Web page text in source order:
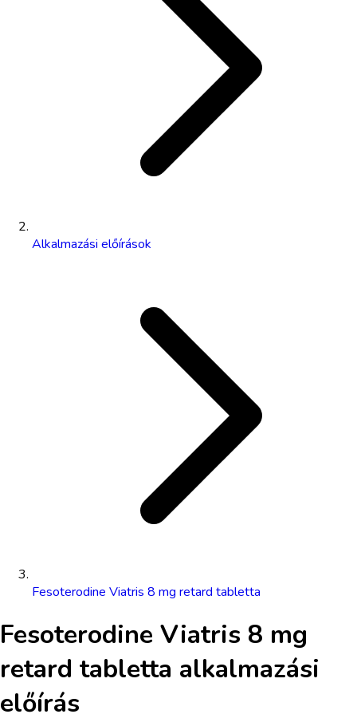
Alkalmazási előírások
Fesoterodine Viatris 8 mg retard tabletta
Fesoterodine Viatris 8 mg
retard tabletta alkalmazási
előírás